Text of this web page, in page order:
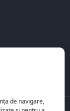
de navigare,